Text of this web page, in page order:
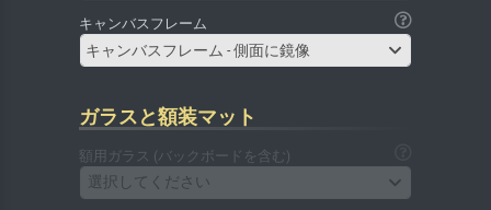
キャンバスフレーム
キャンバスフレーム - 側面に鏡像
ガラスと額装マット
額用ガラス (バックボードを含む)
選択してください